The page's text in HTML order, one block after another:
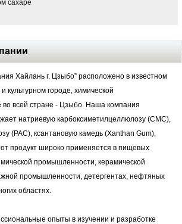
сахаре
Хайлань г. Цзыбо” расположено в известном
культурном городе, химической
во всей стране - Цзыбо. Наша компания
натриевую карбоксиметилцеллюлозу (СМС),
(РАС), ксантановую камедь (Xanthan Gum),
продукт широко применяется в пищевых
промышленности, керамической
промышленности, детергентах, нефтяных
областях.
опыты в изучении и разработке